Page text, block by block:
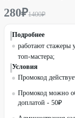
280₽1400₽
Подробнее
работают стажеры
топ-мастера;
Условия
Промокод
Промокод можно
доплатой - 50₽